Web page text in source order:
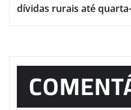
dívidas rurais até